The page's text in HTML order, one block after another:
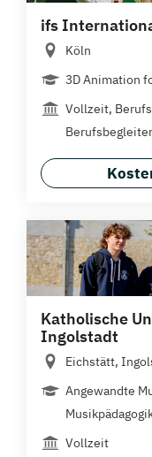
ifs
Köln
3D Animation
Vollzeit,
Katholische
Ingolstadt
Eichstätt,
Angewandte
Vollzeit